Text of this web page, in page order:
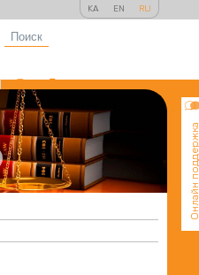
KA EN RU
Поиск
Онлайн